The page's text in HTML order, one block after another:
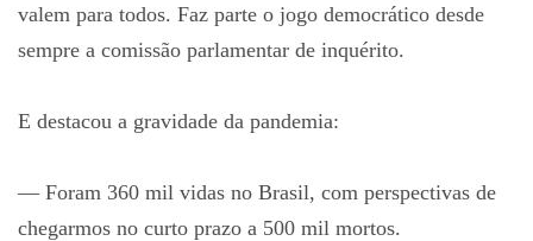
valem para todos. Faz parte o jogo democrático desde
sempre a comissão parlamentar de inquérito.
E destacou a gravidade da pandemia:
— Foram 360 mil vidas no Brasil, com perspectivas de
chegarmos no curto prazo a 500 mil mortos.